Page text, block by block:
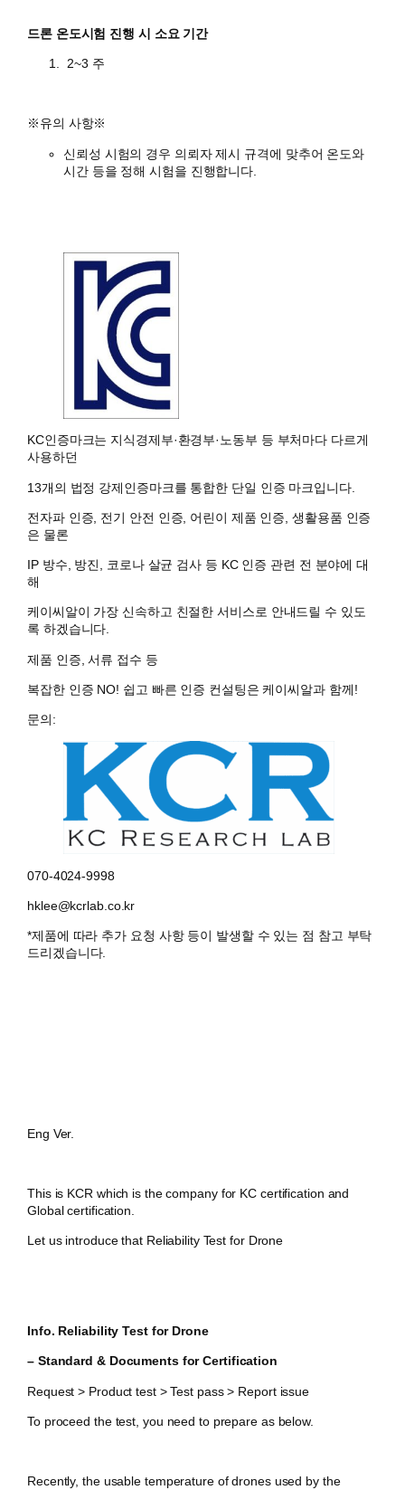
드론 온도시험 진행 시 소요 기간
2~3 주
​※유의 사항※
신뢰성 시험의 경우 의뢰자 제시 규격에 맞추어 온도와
시간 등을 정해 시험을 진행합니다.
KC인증마크는 지식경제부·환경부·노동부 등 부처마다 다르게
사용하던
13개의 법정 강제인증마크를 통합한 단일 인증 마크입니다.
전자파 인증, 전기 안전 인증, 어린이 제품 인증, 생활용품 인증
은 물론
IP 방수, 방진, 코로나 살균 검사 등 KC 인증 관련 전 분야에 대
해
케이씨알이 가장 신속하고 친절한 서비스로 안내드릴 수 있도
록 하겠습니다.
제품 인증, 서류 접수 등
복잡한 인증 NO! 쉽고 빠른 인증 컨설팅은 케이씨알과 함께!
문의:
070-4024-9998
hklee@kcrlab.co.kr
*제품에 따라 추가 요청 사항 등이 발생할 수 있는 점 참고 부탁
드리겠습니다.
Eng Ver.
This is KCR which is the company for KC certification and
Global certification.
Let us introduce that Reliability Test for Drone
Info. Reliability Test for Drone
– Standard & Documents for Certification
Request > Product test > Test pass > Report issue
To proceed the test, you need to prepare as below.
Recently, the usable temperature of drones used by the